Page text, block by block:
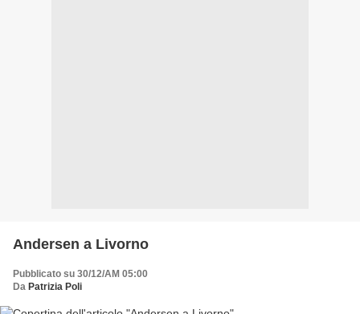
Andersen a Livorno
Pubblicato su 30/12/AM 05:00
Da Patrizia Poli